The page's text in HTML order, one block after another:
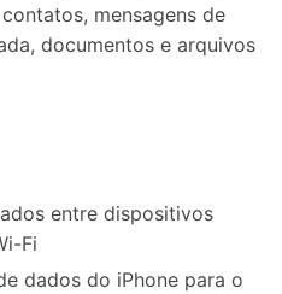
mensagens de
documentos e arquivos
entre dispositivos
Fi
dados do iPhone para o